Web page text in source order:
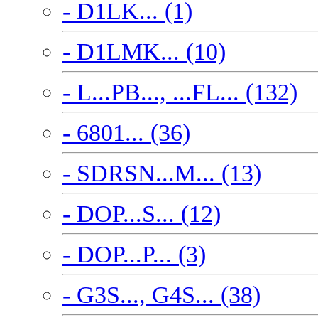
- D1LK... (1)
- D1LMK... (10)
- L...PB..., ...FL... (132)
- 6801... (36)
- SDRSN...M... (13)
- DOP...S... (12)
- DOP...P... (3)
- G3S..., G4S... (38)